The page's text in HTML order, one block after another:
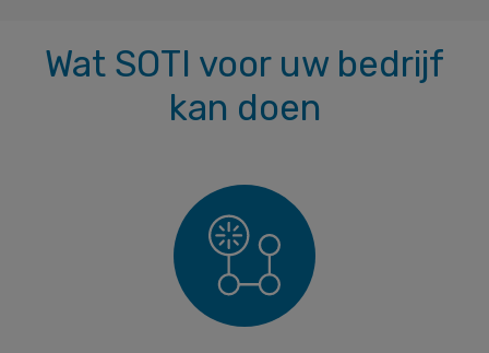
Wat SOTI voor uw bedrijf
kan doen